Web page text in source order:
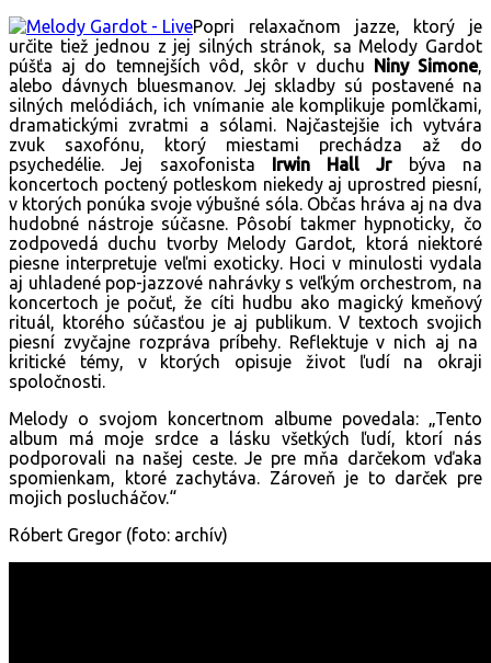
Popri relaxačnom jazze, ktorý je
určite tiež jednou z jej silných stránok, sa Melody Gardot
púšťa aj do temnejších vôd, skôr v duchu Niny Simone,
alebo dávnych bluesmanov. Jej skladby sú postavené na
silných melódiách, ich vnímanie ale komplikuje pomlčkami,
dramatickými zvratmi a sólami. Najčastejšie ich vytvára
zvuk saxofónu, ktorý miestami prechádza až do
psychedélie. Jej saxofonista Irwin Hall Jrbýva na
koncertoch poctený potleskom niekedy aj uprostred piesní,
v ktorých ponúka svoje výbušné sóla. Občas hráva aj na dva
hudobné nástroje súčasne. Pôsobí takmer hypnoticky, čo
zodpovedá duchu tvorby Melody Gardot, ktorá niektoré
piesne interpretuje veľmi exoticky. Hoci v minulosti vydala
aj uhladené pop-jazzové nahrávky s veľkým orchestrom, na
koncertoch je počuť, že cíti hudbu ako magický kmeňový
rituál, ktorého súčasťou je aj publikum. V textoch svojich
piesní zvyčajne rozpráva príbehy. Reflektuje v nich aj na
kritické témy, v ktorých opisuje život ľudí na okraji
spoločnosti.
Melody o svojom koncertnom albume povedala: „Tento
album má moje srdce a lásku všetkých ľudí, ktorí nás
podporovali na našej ceste. Je pre mňa darčekom vďaka
spomienkam, ktoré zachytáva. Zároveň je to darček pre
mojich poslucháčov.“
Róbert Gregor (foto: archív)